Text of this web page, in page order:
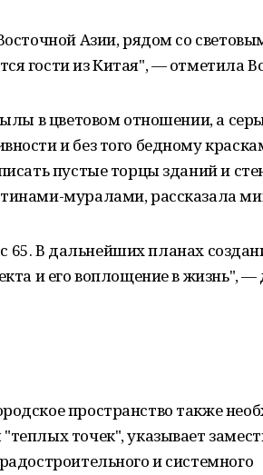
Азии, рядом со
гости из Китая", — отметила
в цветовом отношении, а
и без того бедному
пустые торцы зданий и
муралами, рассказала
65. В дальнейших планах
и его воплощение в жизнь", —
пространство также
точек", указывает
и системного